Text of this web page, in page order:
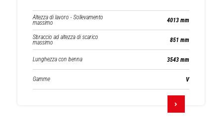
Altezza di lavoro - Sollevamento
massimo 4013 mm
Sbraccio ad altezza di scarico
massimo 851 mm
Lunghezza con benna 3543 mm
Gamme V